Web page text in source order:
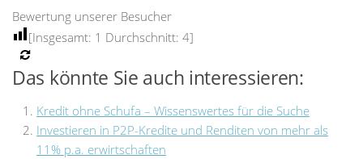
Bewertung unserer Besucher
[Insgesamt: 1 Durchschnitt: 4]
Das könnte Sie auch interessieren:
Kredit ohne Schufa – Wissenswertes für die Suche
Investieren in P2P-Kredite und Renditen von mehr als
11% p.a. erwirtschaften